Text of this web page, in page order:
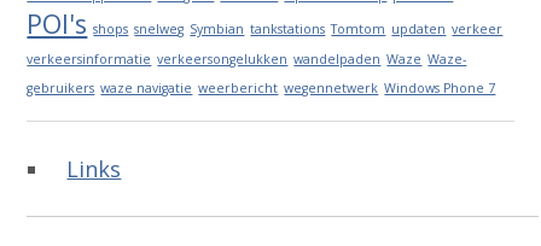
POI's shops snelweg Symbian tankstations Tomtom updaten verkeer
verkeersinformatie verkeersongelukken wandelpaden Waze Waze-
gebruikers waze navigatie weerbericht wegennetwerk Windows Phone 7
Links